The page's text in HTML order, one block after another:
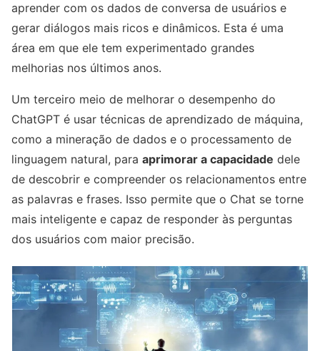
aprender com os dados de conversa de usuários e
gerar diálogos mais ricos e dinâmicos. Esta é uma
área em que ele tem experimentado grandes
melhorias nos últimos anos.
Um terceiro meio de melhorar o desempenho do
ChatGPT é usar técnicas de aprendizado de máquina,
como a mineração de dados e o processamento de
linguagem natural, para aprimorar a capacidade dele
de descobrir e compreender os relacionamentos entre
as palavras e frases. Isso permite que o Chat se torne
mais inteligente e capaz de responder às perguntas
dos usuários com maior precisão.